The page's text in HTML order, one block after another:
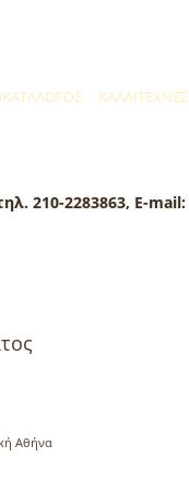
ΚΑΛΛΙΤΕΧΝΕΣ
210-2283863, E-mail:
Αθήνα